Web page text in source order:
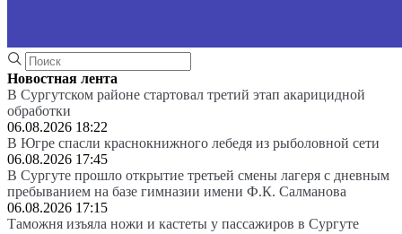
Новостная лента
В Сургутском районе стартовал третий этап акарицидной
обработки
06.08.2026 18:22
В Югре спасли краснокнижного лебедя из рыболовной сети
06.08.2026 17:45
В Сургуте прошло открытие третьей смены лагеря с дневным
пребыванием на базе гимназии имени Ф.К. Салманова
06.08.2026 17:15
Таможня изъяла ножи и кастеты у пассажиров в Сургуте